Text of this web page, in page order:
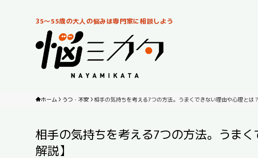
35～55歳の大人の悩みは専門家に相談しよう
ホーム うつ・不安 相手の気持ちを考える7つの方法。うまくできない理由や心理とは
相手の気持ちを考える7つの方法。うま
解説】